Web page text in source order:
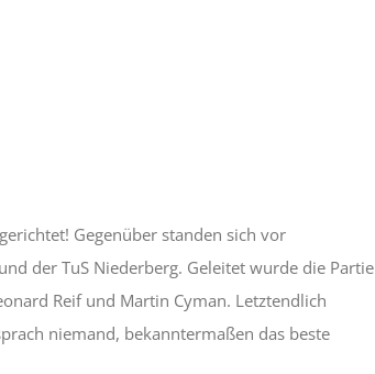
Gegenüber standen sich vor
der TuS Niederberg. Geleitet wurde die Partie
Reif und Martin Cyman. Letztendlich
niemand, bekanntermaßen das beste